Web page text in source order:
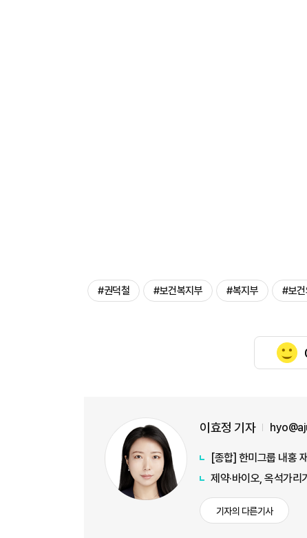
#권덕철 #보건복지부 #복지부 #보건
이효정 기자
[종합] 한미그룹 내홍
제약·바이오, 옥석가
기자의 다른기사